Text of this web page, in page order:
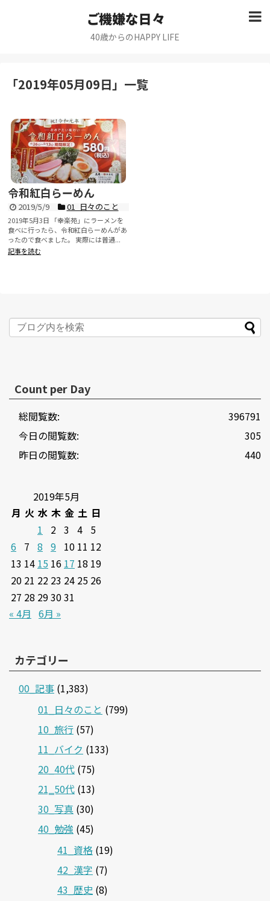
ご機嫌な日々
40歳からのHAPPY LIFE
「2019年05月09日」 一覧
令和紅白らーめん
2019/5/9 01_日々のこと
2019年5月3日 「幸楽苑」にラーメンを
食べに行ったら、令和紅白らーめんがあ
ったので食べました。 実際には普通...
記事を読む
Count per Day
396791
総閲覧数:
305
今日の閲覧数:
440
昨日の閲覧数:
2019年5月
月 火 水 木 金 土 日
1
2 3 4 5
6
7 8 9 10 11 12
13 14 15 16 17 18 19
20 21 22 23 24 25 26
27 28 293031
« 4月 6月 »
カテゴリー
00_記事 (1,383)
01_日々のこと (799)
10_旅行 (57)
11_バイク (133)
20_40代 (75)
21‗50代 (13)
30_写真 (30)
40_勉強 (45)
41_資格 (19)
42_漢字 (7)
43_歴史 (8)